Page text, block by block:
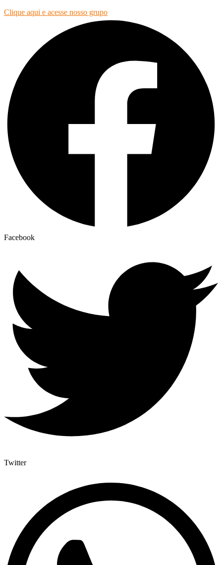
Clique aqui e acesse nosso grupo
Facebook
Twitter